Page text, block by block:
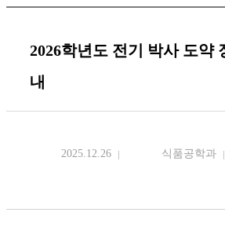
2026학년도 전기 박사 도약
내
2025.12.26 식품공학과